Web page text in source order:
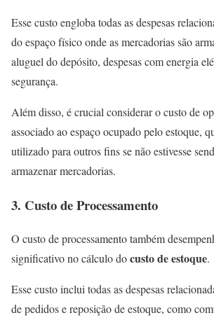
Esse custo engloba todas as despesas
do espaço físico onde as mercadorias são
aluguel do depósito, despesas com energia
segurança.
Além disso, é crucial considerar o custo de
associado ao espaço ocupado pelo estoque,
utilizado para outros fins se não estivesse
armazenar mercadorias.
3. Custo de Processamento
O custo de processamento também
significativo no cálculo docusto de estoque.
Esse custo inclui todas as despesas
de pedidos e reposição de estoque, como